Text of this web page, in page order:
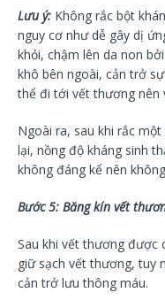
Lưu ý: Không rắc bột
nguy cơ như dễ gây dị
khỏi, chậm lên da non
khô bên ngoài, cản trở
thể đi tới vết thương nên
Ngoài ra, sau khi rắc
lại, nồng độ kháng sinh
không đáng kể nên
Bước 5: Băng kín vết
Sau khi vết thương được
giữ sạch vết thương, tuy
cản trở lưu thông máu.